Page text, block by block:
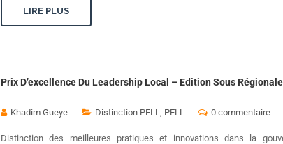
LIRE PLUS
Prix D’excellence Du Leadership Local – Edition Sous Régionale
Khadim Gueye Distinction PELL PELL 0 commentaire
Distinction des meilleures pratiques et innovations dans la